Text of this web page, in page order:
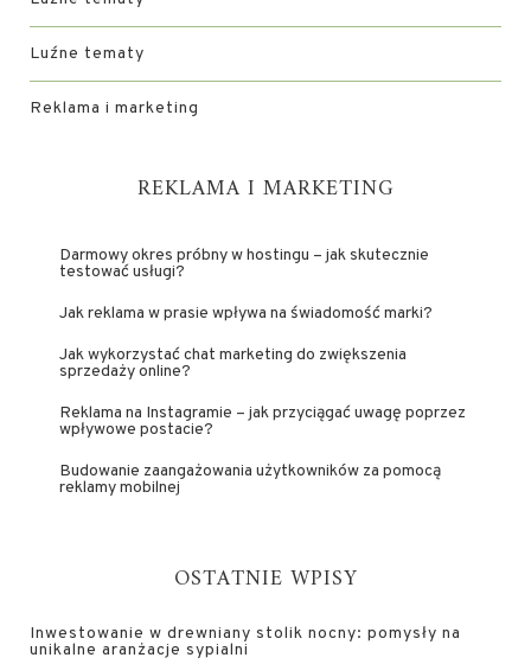
Luźne tematy
Reklama i marketing
REKLAMA I MARKETING
Darmowy okres próbny w hostingu – jak skutecznie
testować usługi?
Jak reklama w prasie wpływa na świadomość marki?
Jak wykorzystać chat marketing do zwiększenia
sprzedaży online?
Reklama na Instagramie – jak przyciągać uwagę poprzez
wpływowe postacie?
Budowanie zaangażowania użytkowników za pomocą
reklamy mobilnej
OSTATNIE WPISY
Inwestowanie w drewniany stolik nocny: pomysły na
unikalne aranżacje sypialni